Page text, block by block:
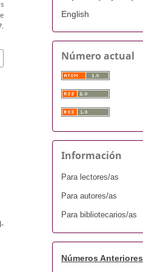
English
Número actual
Información
Para lectores/as
Para autores/as
Para bibliotecarios/as
Números Anteriores